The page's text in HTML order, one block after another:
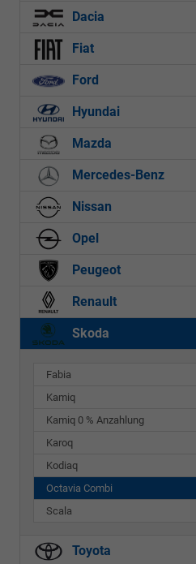
Dacia
Fiat
Ford
Hyundai
Mazda
Mercedes-Benz
Nissan
Opel
Peugeot
Renault
Skoda
Fabia
Kamiq
Kamiq 0 % Anzahlung
Karoq
Kodiaq
Octavia Combi
Scala
Toyota